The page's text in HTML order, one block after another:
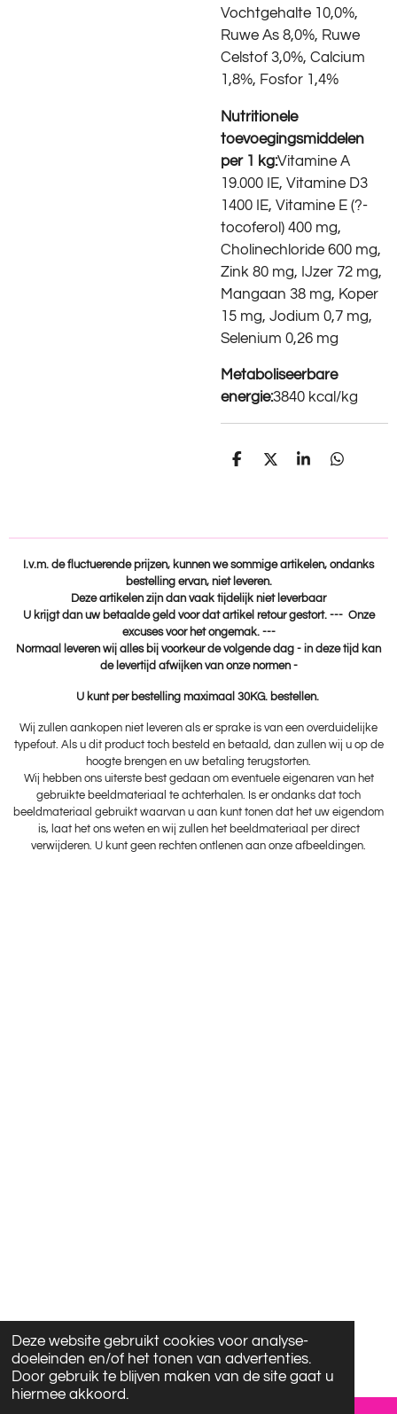
Deze website gebruikt cookies voor analyse-
doeleinden en/of het tonen van advertenties.
Door gebruik te blijven maken van de site gaat u
hiermee akkoord.
Vochtgehalte 10,0%,
Ruwe As 8,0%, Ruwe
Celstof 3,0%, Calcium
1,8%, Fosfor 1,4%
Nutritionele
toevoegingsmiddelen
per 1 kg:Vitamine A
19.000 IE, Vitamine D3
1400 IE, Vitamine E (?-
tocoferol) 400 mg,
Cholinechloride 600 mg,
Zink 80 mg, IJzer 72 mg,
Mangaan 38 mg, Koper
15 mg, Jodium 0,7 mg,
Selenium 0,26 mg
Metaboliseerbare
energie:3840 kcal/kg
D
D
S
D
I.v.m. de fluctuerende prijzen, kunnen we sommige artikelen, ondanks
bestelling ervan, niet leveren.
Deze artikelen zijn dan vaak tijdelijk niet leverbaar
U krijgt dan uw betaalde geld voor dat artikel retour gestort. --- Onze
excuses voor het ongemak. ---
Normaal leveren wij alles bij voorkeur de volgende dag - in deze tijd kan
de levertijd afwijken van onze normen -
U kunt per bestelling maximaal 30KG. bestellen.
Wij zullen aankopen niet leveren als er sprake is van een overduidelijke
typefout. Als u dit product toch besteld en betaald, dan zullen wij u op de
hoogte brengen en uw betaling terugstorten.
Wij hebben ons uiterste best gedaan om eventuele eigenaren van het
gebruikte beeldmateriaal te achterhalen. Is er ondanks dat toch
beeldmateriaal gebruikt waarvan u aan kunt tonen dat het uw eigendom
is, laat het ons weten en wij zullen het beeldmateriaal per direct
verwijderen. U kunt geen rechten ontlenen aan onze afbeeldingen.